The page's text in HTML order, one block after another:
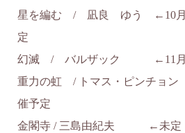
星を編む / 凪良 ゆう ←10月
定
幻滅 / バルザック ←11月23
重力の虹 / トマス・ピンチョ
催予定
金閣寺 / 三島由紀夫 ←未定（